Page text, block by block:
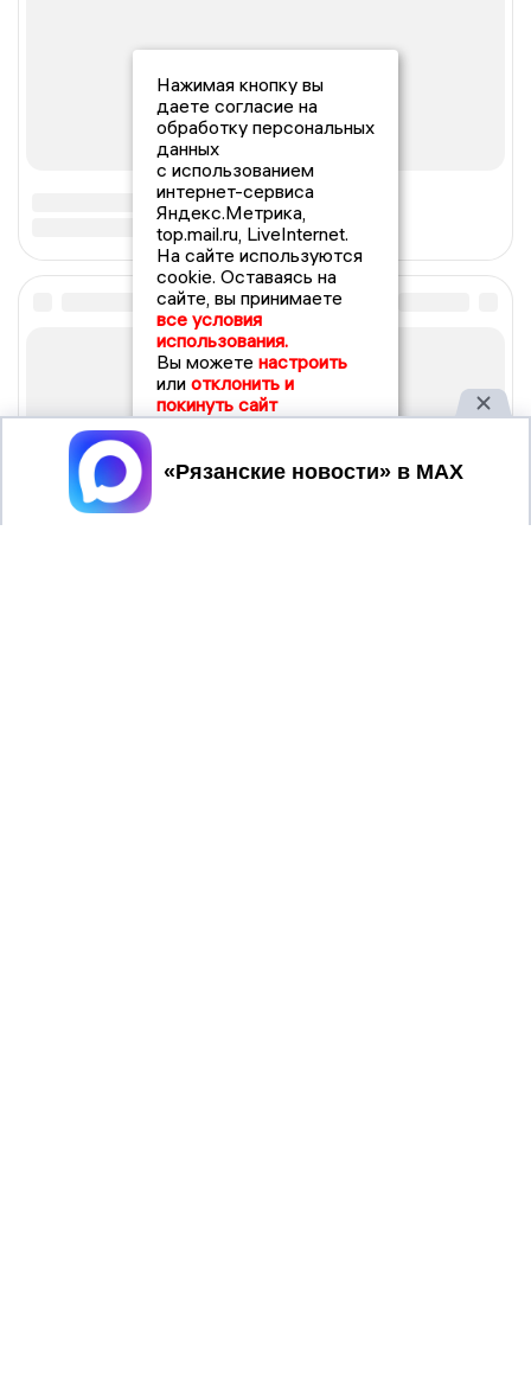
Нажимая кнопку вы
даете согласие на
обработку персональных
данных
с использованием
интернет-сервиса
Яндекс.Метрика,
top.mail.ru, LiveInternet.
На сайте используются
cookie. Оставаясь на
сайте, вы принимаете
все условия
использования.
Вы можете настроить
или отклонить и
покинуть сайт
Принять